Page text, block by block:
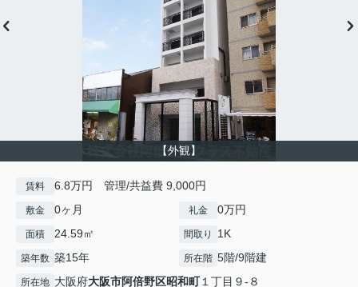
【外観】
賃料 6.8万円 管理/共益費 9,000円
敷金 0ヶ月 礼金 0万円
面積 24.59㎡ 間取り 1K
築年数 築15年 所在階 5階/9階建
所在地 大阪府大阪市阿倍野区昭和町１丁目９-８